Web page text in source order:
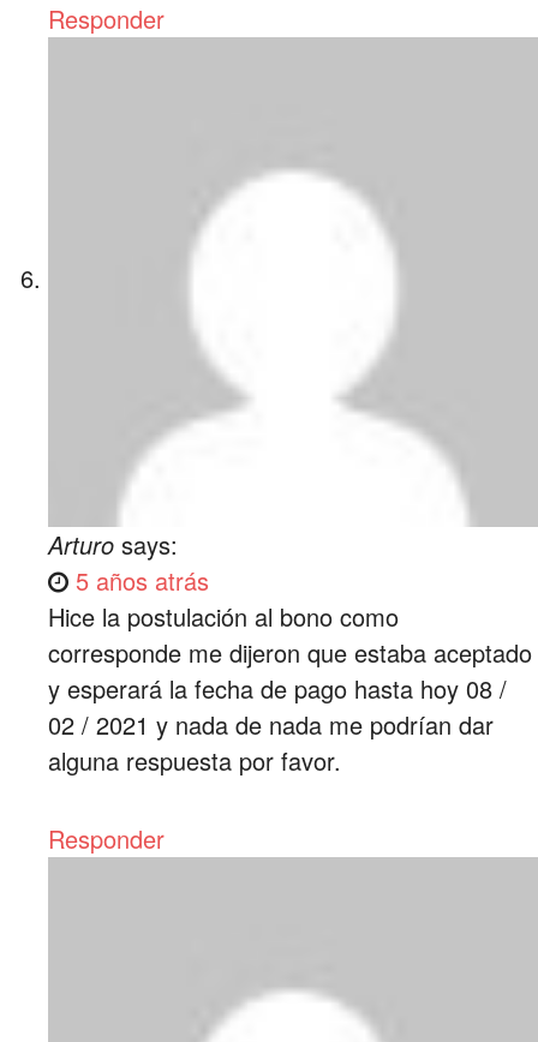
Responder
Arturo says:
5 años atrás
Hice la postulación al bono como
corresponde me dijeron que estaba aceptado
y esperará la fecha de pago hasta hoy 08 /
02 / 2021 y nada de nada me podrían dar
alguna respuesta por favor.
Responder